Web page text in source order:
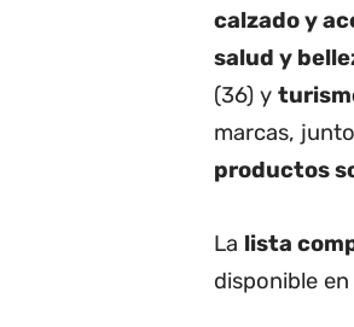
calzado y
salud y
(36) y
marcas,
productos
La lista
disponible